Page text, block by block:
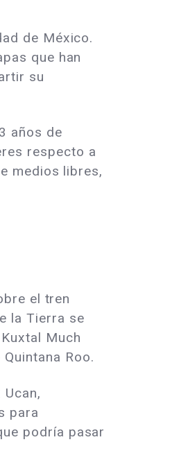
de México.
que han
su
años de
respecto a
medios libres,
el tren
la Tierra se
Much
Roo.
para
podría pasar